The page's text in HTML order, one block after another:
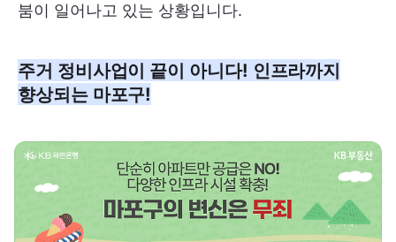
붐이 일어나고 있는 상황입니다.
주거 정비사업이 끝이 아니다! 인프라까지
향상되는 마포구!